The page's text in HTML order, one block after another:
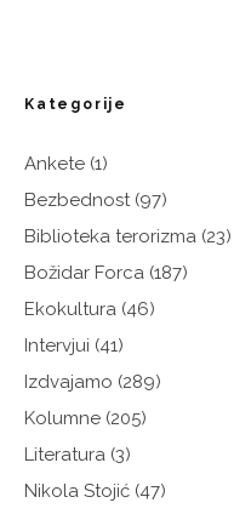
Kategorije
Ankete (1)
Bezbednost(97)
Biblioteka terorizma (23)
Božidar Forca (187)
Ekokultura (46)
Intervjui (41)
Izdvajamo (289)
Kolumne (205)
Literatura (3)
Nikola Stojić (47)